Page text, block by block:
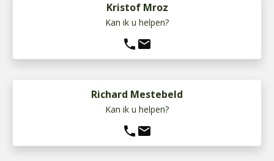
Kristof Mroz
Kan ik u helpen?
phone mail
Richard Mestebeld
Kan ik u helpen?
phone mail